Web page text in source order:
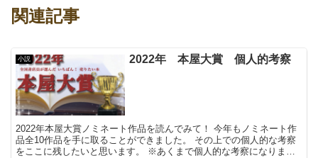
関連記事
小説 2022年 本屋大賞 個人的考察
2022年本屋大賞ノミネート作品を読んでみて！ 今年もノミネート作
品全10作品を手に取ることができました。 その上での個人的な考察
をここに残したいと思います。 ※あくまで個人的な考察になりま